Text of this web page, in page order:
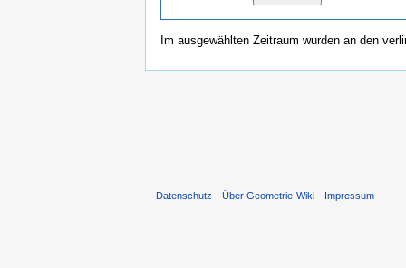
Im ausgewählten Zeitraum wurden an den
Datenschutz Über Geometrie-Wiki Impressum